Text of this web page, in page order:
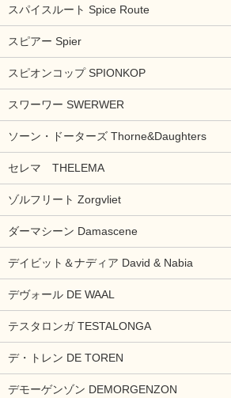
スパイスルート Spice Route
スピアー Spier
スピオンコップ SPIONKOP
スワーワー SWERWER
ソーン・ドーターズ Thorne&Daughters
セレマ THELEMA
ゾルフリート Zorgvliet
ダーマシーン Damascene
デイビット＆ナディア David & Nabia
デヴォール DE WAAL
テスタロンガ TESTALONGA
デ・トレン DE TOREN
デモーゲンゾン DEMORGENZON